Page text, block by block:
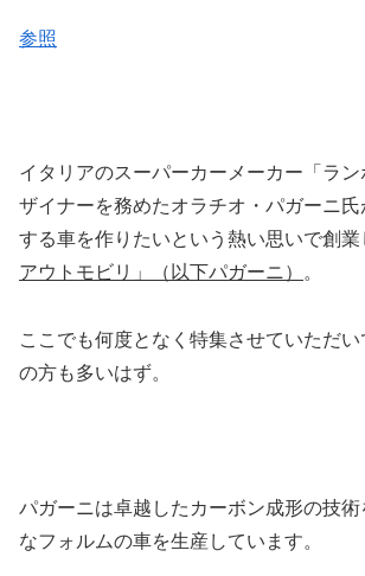
参照
イタリアのスーパーカーメーカー「ラ
ザイナーを務めたオラチオ・パガーニ氏
する車を作りたいという熱い思いで創業
アウトモビリ」（以下パガーニ）
。
ここでも何度となく特集させていただ
の方も多いはず。
パガーニは卓越したカーボン成形の技術
なフォルムの車を生産しています。